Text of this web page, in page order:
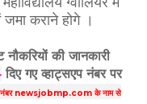
जमा कराने होगे ।
की जानकारी
दिए गएव्हाट्सएपनंबर पर
नंबर newsjobmp.com के नाम से